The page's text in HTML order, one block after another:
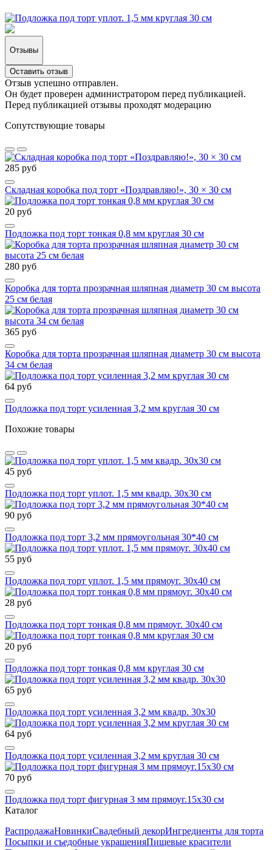
Отзывы
Оставить отзыв
Отзыв успешно отправлен.
Он будет проверен администратором перед публикацией.
Перед публикацией отзывы проходят модерацию
Сопутствующие товары
285 руб
Складная коробка под торт «Поздравляю!», 30 × 30 см
20 руб
Подложка под торт тонкая 0,8 мм круглая 30 см
280 руб
Коробка для торта прозрачная шляпная диаметр 30 см высота
25 см белая
365 руб
Коробка для торта прозрачная шляпная диаметр 30 см высота
34 см белая
64 руб
Подложка под торт усиленная 3,2 мм круглая 30 см
Похожие товары
45 руб
Подложка под торт уплот. 1,5 мм квадр. 30х30 см
90 руб
Подложка под торт 3,2 мм прямоугольная 30*40 см
55 руб
Подложка под торт уплот. 1,5 мм прямоуг. 30х40 см
28 руб
Подложка под торт тонкая 0,8 мм прямоуг. 30х40 см
20 руб
Подложка под торт тонкая 0,8 мм круглая 30 см
65 руб
Подложка под торт усиленная 3,2 мм квадр. 30х30
64 руб
Подложка под торт усиленная 3,2 мм круглая 30 см
70 руб
Подложка под торт фигурная 3 мм прямоуг.15х30 см
Каталог
РаспродажаНовинкиСвадебный декорИнгредиенты для торта
Посыпки и съедобные украшенияПищевые красители